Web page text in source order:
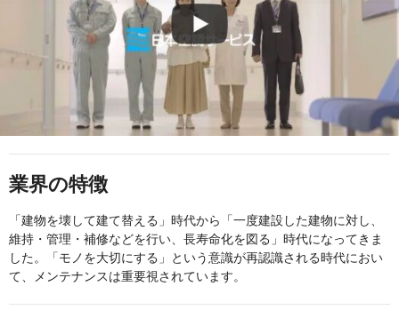
業界の特徴
「建物を壊して建て替える」時代から「一度建設した建物に対し、
維持・管理・補修などを行い、長寿命化を図る」時代になってきま
した。「モノを大切にする」という意識が再認識される時代におい
て、メンテナンスは重要視されています。